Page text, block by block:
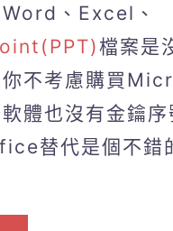
、Excel、
檔案是
你不考慮購買
體也沒有金鑰序
替代是個不錯